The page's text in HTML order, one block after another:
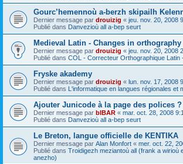
Gourc’hemennoù a-berzh skipailh
Dernier message par drouizig « jeu. nov. 20, 2008
Publié dans Danvezioù all a-bep seurt
Medieval Latin - Changes in orthography
Dernier message par drouizig « jeu. nov. 20, 2008
Publié dans COL - Correcteur Orthographique Latin
Fryske akademy
Dernier message par drouizig « lun. nov. 17, 2008
Publié dans L'informatique en langues régionales et
Ajouter Junicode à la page des polices ?
Dernier message par bIBAR « mar. oct. 28, 2008
Publié dans Danvezioù all a-bep seurt
Le Breton, langue officielle de KENTIKA
Dernier message par Alan Monfort « mer. oct. 22,
Publié dans Troidigezh meziantoù all (frank a wirioù
anezho)